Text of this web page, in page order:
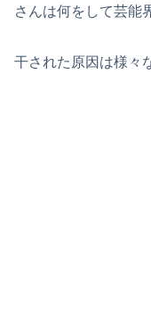
さんは何をして芸能
干された原因は様々